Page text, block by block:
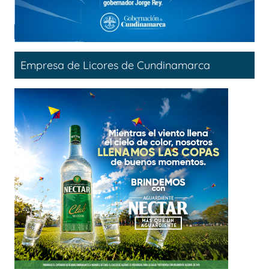
Empresa de Licores de Cundinamarca